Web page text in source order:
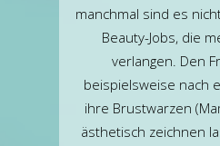
manchmal sind es
Beauty-Jobs, die
verlangen. Den
beispielsweise nach
ihre Brustwarzen
ästhetisch zeichnen